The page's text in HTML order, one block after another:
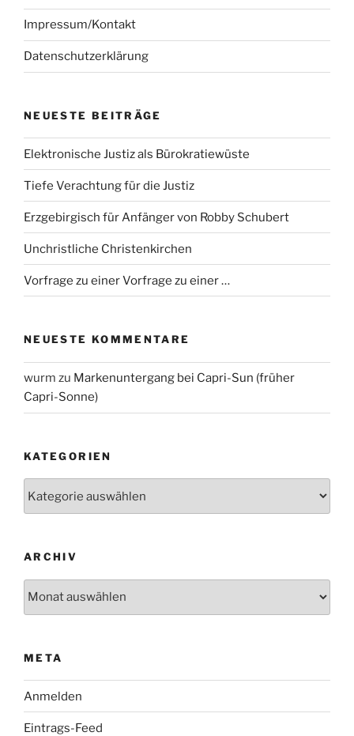
Impressum/Kontakt
Datenschutzerklärung
NEUESTE BEITRÄGE
Elektronische Justiz als Bürokratiewüste
Tiefe Verachtung für die Justiz
Erzgebirgisch für Anfänger von Robby Schubert
Unchristliche Christenkirchen
Vorfrage zu einer Vorfrage zu einer …
NEUESTE KOMMENTARE
wurm zu Markenuntergang bei Capri-Sun (früher
Capri-Sonne)
KATEGORIEN
ARCHIV
META
Anmelden
Eintrags-Feed